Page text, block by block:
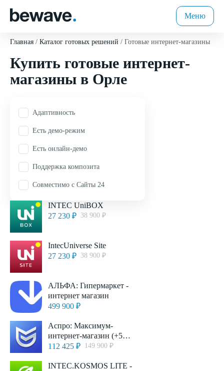
Меню
Главная Каталог готовых решений Готовые интернет-магазины
Купить готовые интернет-
магазины в Орле
Адаптивность
Есть демо-режим
Есть онлайн-демо
Поддержка композита
Совместимо с Сайты 24
INTEC UniBOX
27 230 ₽ 38 900 ₽
IntecUniverse Site
27 230 ₽ 38 900 ₽
АЛЬФА: Гипермаркет -
интернет магазин
499 900 ₽
Аспро: Максимум-
интернет-магазин (+5
готовых тематик)
112 425 ₽ 149 900 ₽
INTEC.KOSMOS LITE -